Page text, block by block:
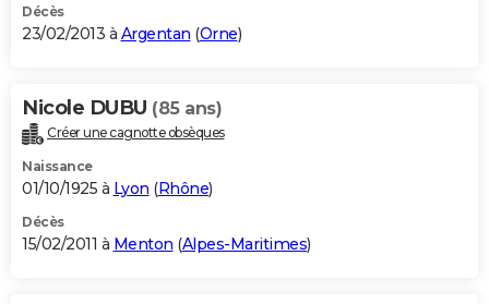
Décès
23/02/2013 à Argentan (Orne)
Nicole DUBU (85 ans)
Créer une cagnotte obsèques
Naissance
01/10/1925 à Lyon (Rhône)
Décès
15/02/2011 à Menton (Alpes-Maritimes)